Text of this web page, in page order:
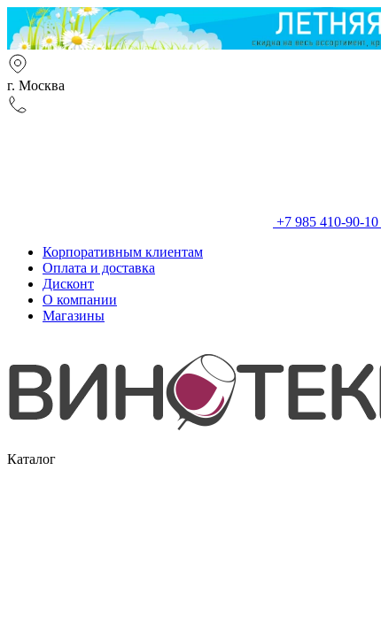
г. Москва
+7 985 410-90-10
Корпоративным клиентам
Оплата и доставка
Дисконт
О компании
Магазины
Каталог